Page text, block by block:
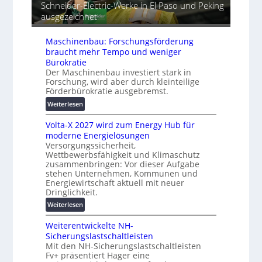
a
t
i
s
i
e
r
u
n
g
s
l
ö
s
u
n
g
e
n
e
i
h
e
t
G
e
ä
t
e
s
c
h
u
t
z
u
n
d
d
i
g
i
t
a
l
e
T
Schneider-Electric-Werke in El Paso und Peking
ausgezeichnet
Maschinenbau: Forschungsförderung
braucht mehr Tempo und weniger
Bürokratie
Der Maschinenbau investiert stark in
Forschung, wird aber durch kleinteilige
Förderbürokratie ausgebremst.
Weiterlesen:
M
a
s
c
h
i
n
e
n
b
u
:
F
Volta-X 2027 wird zum Energy Hub für
moderne Energielösungen
Versorgungssicherheit,
Wettbewerbsfähigkeit und Klimaschutz
zusammenbringen: Vor dieser Aufgabe
stehen Unternehmen, Kommunen und
Energiewirtschaft aktuell mit neuer
Dringlichkeit.
Weiterlesen:
V
o
l
t
a
Weiterentwickelte NH-
Sicherungslastschaltleisten
Mit den NH-Sicherungslastschaltleisten
Fv+ präsentiert Hager eine